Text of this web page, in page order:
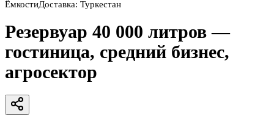
ЁмкостиДоставка: Туркестан
Резервуар 40 000 литров —
гостиница, средний бизнес,
агросектор